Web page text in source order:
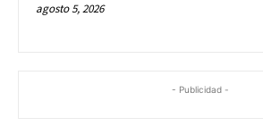
agosto 5, 2026
- Publicidad -